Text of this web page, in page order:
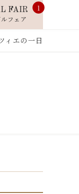
FAIR
フェア
1
ィエの一日